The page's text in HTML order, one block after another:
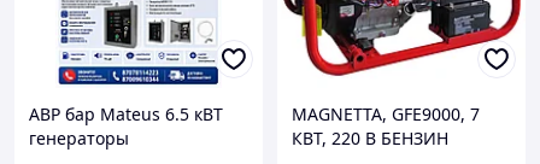
АВР бар Mateus 6.5 кВТ
генераторы
MAGNETTA, GFE9000, 7
КВТ, 220 В БЕНЗИН